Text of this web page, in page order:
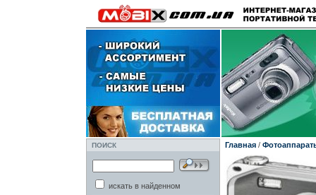
ПОИСК
искать в найденном
Главная/